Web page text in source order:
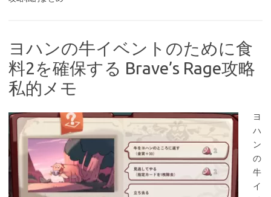
ヨハンの牛イベントのために食
料2を確保する Brave’s Rage攻略
私的メモ
ヨ
ハ
ン
の
牛
イ